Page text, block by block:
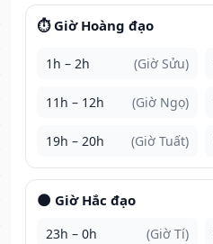
⏱️ Giờ Hoàng đạo
1h – 2h (Giờ Sửu)
11h – 12h (Giờ Ngọ)
19h – 20h (Giờ Tuất)
🌑 Giờ Hắc đạo
23h – 0h (Giờ Tí)